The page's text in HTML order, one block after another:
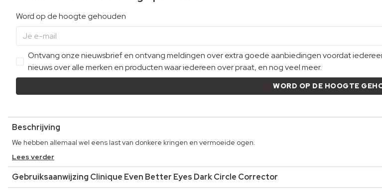
Word op de hoogte gehouden
Ontvang onze nieuwsbrief en ontvang meldingen over extra goede aanbiedingen voordat
nieuws over alle merken en producten waar iedereen over praat, en nog veel meer.
WORD OP DE HOOGTE
Beschrijving
We hebben allemaal wel eens last van donkere kringen en vermoeide ogen.
Lees verder
Gebruiksaanwijzing Clinique Even Better Eyes Dark Circle Corrector